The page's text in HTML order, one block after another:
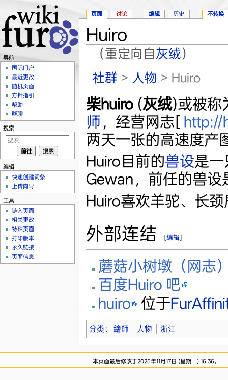
Huiro
（重定向自灰绒）
社群 > 人物 > Huiro
柴huiro(灰绒)或被称
师 ，经营网志[ http://
两天一张的高速度产
Huiro目前的兽设是
Gewan，前任的兽
Huiro喜欢羊驼、长
外部连结 [编辑]
蘑菇小树墩（网志
百度Huiro 吧
huiro 位于
分类 ： 繪師 人物 浙江
页面 讨论 编辑 历史 不转换
导航
国际门户
最近更改
随机页面
方针指引
帮助
群聊
搜索
编辑
快速创建词条
上传向导
工具
链入页面
相关更改
特殊页面
打印版本
永久链接
页面信息
本页面最后修改于2025年11月17日 (星期一) 16:36。